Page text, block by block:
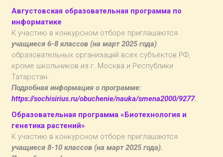
Августовская образовательная программа по
информатике
К участию в конкурсном отборе приглашаются
учащиеся 6-8 классов (на март 2025 года)
образовательных организаций всех субъектов РФ,
кроме школьников из г. Москва и Республики
Татарстан.
Подробная информация о программе:
https://sochisirius.ru/obuchenie/nauka/smena2000/9277.
Образовательная программа «Биотехнология и
генетика растений»
К участию в конкурсном отборе приглашаются
учащиеся 8-10 классов (на март 2025 года).